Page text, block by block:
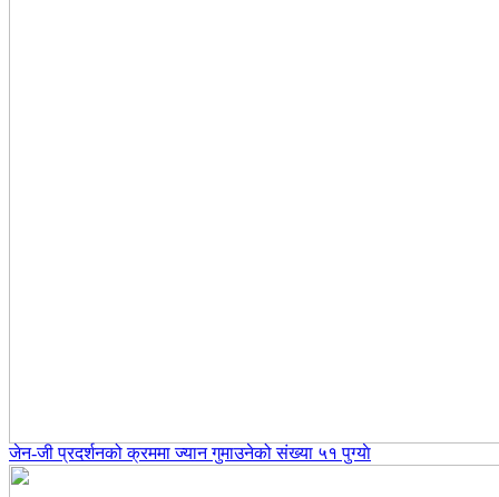
जेन-जी प्रदर्शनको क्रममा ज्यान गुमाउनेको संख्या ५१ पुग्याे